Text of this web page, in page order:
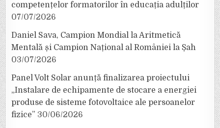
competențelor formatorilor în educația adulților
07/07/2026
Daniel Sava, Campion Mondial la Aritmetică
Mentală și Campion Național al României la Șah
03/07/2026
Panel Volt Solar anunță finalizarea proiectului
„Instalare de echipamente de stocare a energiei
produse de sisteme fotovoltaice ale persoanelor
fizice” 30/06/2026